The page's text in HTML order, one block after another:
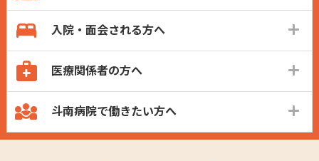
入院・面会される方へ
医療関係者の方へ
斗南病院で働きたい方へ